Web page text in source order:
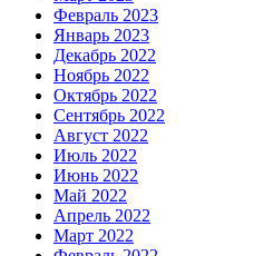
Февраль 2023
Январь 2023
Декабрь 2022
Ноябрь 2022
Октябрь 2022
Сентябрь 2022
Август 2022
Июль 2022
Июнь 2022
Май 2022
Апрель 2022
Март 2022